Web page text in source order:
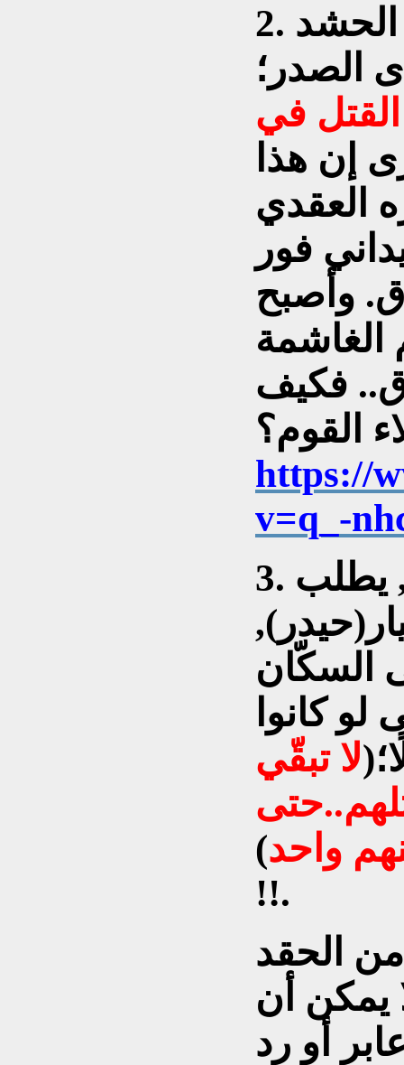
2. فالح الفياض؛(رئيس هيئة الحشد
الصدر؛
في
إن هذا
العقدي
فور
وأصبح
فكيف
https://
v=q_-
3. في غرفة الحركات الجوية, يطلب
السكّان
كانوا
لا تبقّي
واحد)
!!.
الحقد
يمكن أن
أو رد